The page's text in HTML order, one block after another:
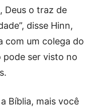
Deus o traz de
disse Hinn,
com um colega do
pode ser visto no
Bíblia, mais você